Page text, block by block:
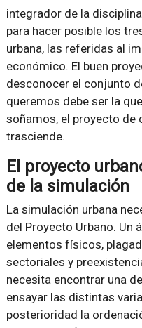
integrador de la
para hacer posible los
urbana, las referidas al
económico. El buen
desconocer el conjunto
queremos debe ser la
soñamos, el proyecto de
trasciende.
El proyecto
de la simulación
La simulación urbana
del Proyecto Urbano.
elementos físicos,
sectoriales y
necesita encontrar una
ensayar las distintas
posterioridad la